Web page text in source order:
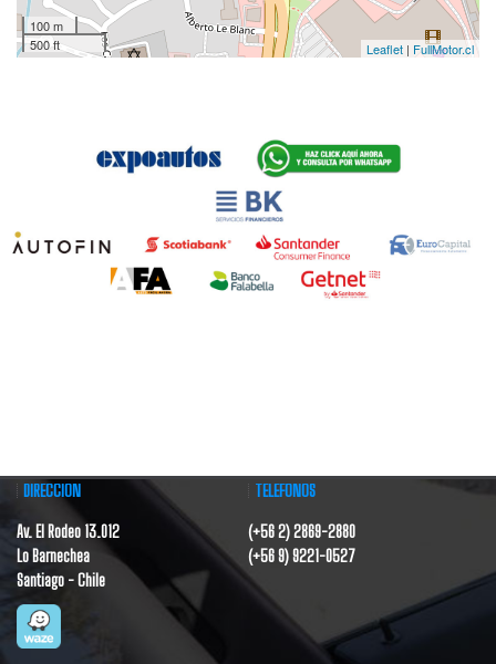
100 m
500 ft
Leaflet | FullMotor.cl
DIRECCIÓN
Av. El Rodeo 13.012
Lo Barnechea
Santiago - Chile
TELÉFONOS
(+56 2) 2869-2880
(+56 9) 9221-0527